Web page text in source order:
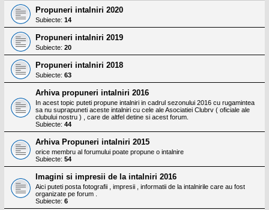
Propuneri intalniri 2020
Subiecte: 14
Propuneri intalniri 2019
Subiecte: 20
Propuneri intalniri 2018
Subiecte: 63
Arhiva propuneri intalniri 2016
In acest topic puteti propune intalniri in cadrul sezonului 2016 cu rugamintea
sa nu suprapuneti aceste intalniri cu cele ale Asociatiei Clubrv ( oficiale ale
clubului nostru ) , care de altfel detine si acest forum.
Subiecte: 44
Arhiva Propuneri intalniri 2015
orice membru al forumului poate propune o intalnire
Subiecte: 54
Imagini si impresii de la intalniri 2016
Aici puteti posta fotografii , impresii , informatii de la intalnirile care au fost
organizate pe forum .
Subiecte: 6